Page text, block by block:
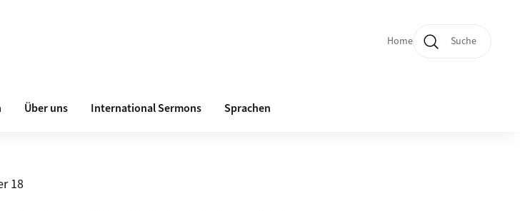
Quicklinks und
Home Suche
Über uns International Sermons Sprachen
18